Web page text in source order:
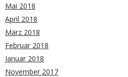
Mai 2018
April 2018
März 2018
Februar 2018
Januar 2018
November 2017